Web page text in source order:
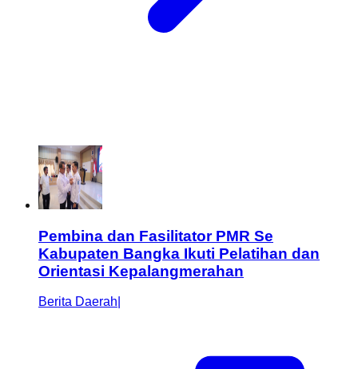
Pembina dan Fasilitator PMR Se
Kabupaten Bangka Ikuti Pelatihan dan
Orientasi Kepalangmerahan
Berita Daerah